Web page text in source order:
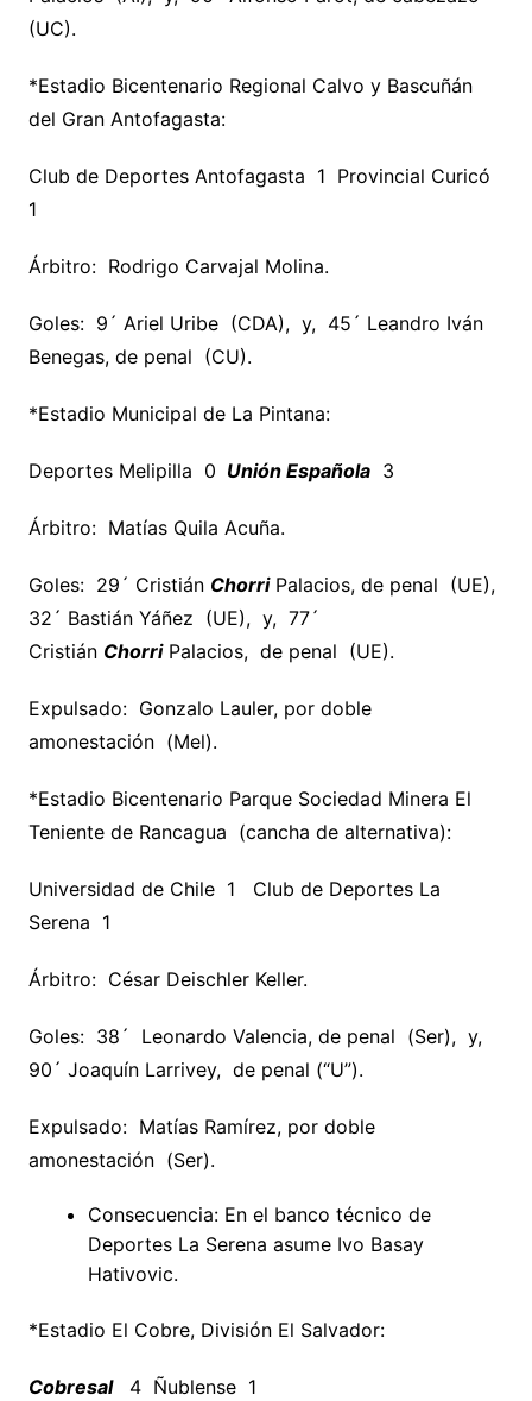
(UC).
*Estadio Bicentenario Regional Calvo y Bascuñán
del Gran Antofagasta:
Club de Deportes Antofagasta 1 Provincial Curicó
1
Árbitro: Rodrigo Carvajal Molina.
Goles: 9´ Ariel Uribe (CDA), y, 45´ Leandro Iván
Benegas, de penal (CU).
*Estadio Municipal de La Pintana:
Deportes Melipilla 0 Unión Española3
Árbitro: Matías Quila Acuña.
Goles: 29´ Cristián ChorriPalacios, de penal (UE),
32´ Bastián Yáñez (UE), y, 77´
Cristián Chorri Palacios, de penal (UE).
Expulsado: Gonzalo Lauler, por doble
amonestación (Mel).
*Estadio Bicentenario Parque Sociedad Minera El
Teniente de Rancagua (cancha de alternativa):
Universidad de Chile 1 Club de Deportes La
Serena 1
Árbitro: César Deischler Keller.
Goles: 38´ Leonardo Valencia, de penal (Ser), y,
90´ Joaquín Larrivey, de penal (“U”).
Expulsado: Matías Ramírez, por doble
amonestación (Ser).
Consecuencia: En el banco técnico de
Deportes La Serena asume Ivo Basay
Hativovic.
*Estadio El Cobre, División El Salvador:
Cobresal 4 Ñublense 1